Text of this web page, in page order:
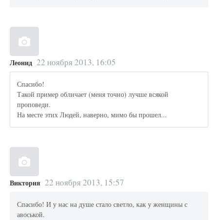
Леонид 22 ноября 2013, 16:05
Спасибо!
Такой пример обличает (меня точно) лучше всякой
проповеди.
На месте этих Людей, наверно, мимо бы прошел...
Виктория 22 ноября 2013, 15:57
Спасибо! И у нас на душе стало светло, как у женщины с
авоськой.